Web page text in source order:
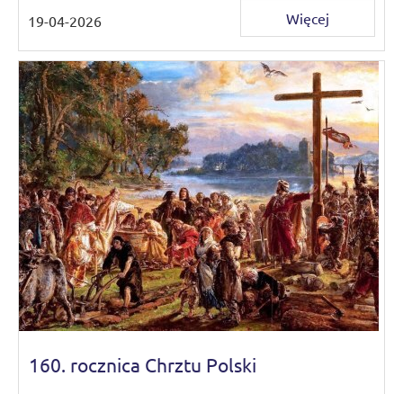
19-04-2026 Więcej
160. rocznica Chrztu Polski